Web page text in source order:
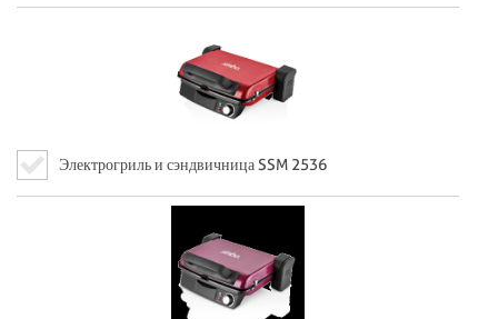
Электрогриль и сэндвичница SSM 2536